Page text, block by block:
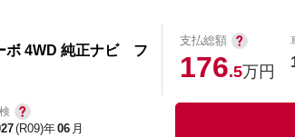
軽自動車を除く
展示試乗車
ボ 4WD 純正ナビ フ
支払総額
176.5万円
(R09)年06 月